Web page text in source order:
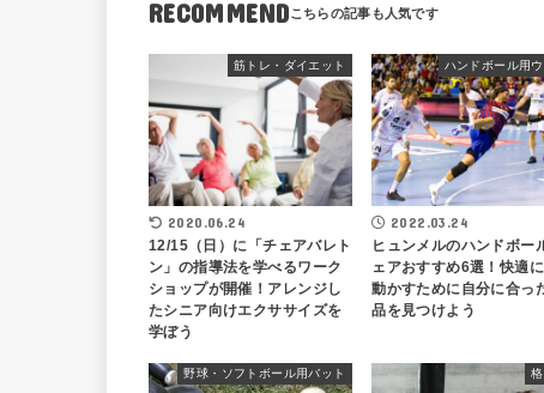
RECOMMEND
筋トレ・ダイエット
2020.06.24
12/15（日）に「チェアバレト
ン」の指導法を学べるワーク
ショップが開催！アレンジし
たシニア向けエクササイズを
学ぼう
ハンドボール用
2022.03.24
ヒュンメルのハンドボー
ェアおすすめ6選！快適
動かすために自分に合っ
品を見つけよう
野球・ソフトボール用バット